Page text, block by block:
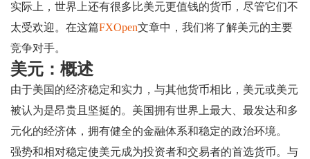
实际上，世界上还有很多比美元更值钱的货币，尽管它们不
太受欢迎。在这篇FXOpen文章中，我们将了解美元的主要
竞争对手。
美元：概述
由于美国的经济稳定和实力，与其他货币相比，美元或美元
被认为是昂贵且坚挺的。美国拥有世界上最大、最发达和多
元化的经济体，拥有健全的金融体系和稳定的政治环境。
强势和相对稳定使美元成为投资者和交易者的首选货币。与